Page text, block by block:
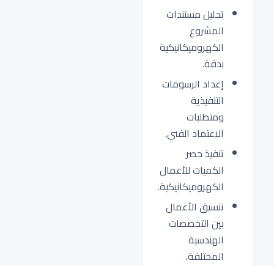
تحليل مستندات
المشروع
الكهروميكانيكية
بدقة.
إعداد الرسومات
التنفيذية
ومتطلبات
الاعتماد الفني.
تنفيذ حصر
الكميات للأعمال
الكهروميكانيكية.
تنسيق الأعمال
بين التخصصات
الهندسية
المختلفة.